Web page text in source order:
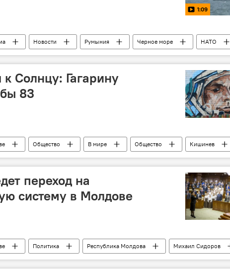
1:09
Новости Румыния Черное море НАТО
Солнцу: Гагарину
83
Общество В мире Общество
Кишинев
Григорий Кушнир Юрий Гагарин
памятник
переход на
систему в Молдове
Политика Республика Молдова
Михаил Сидоров